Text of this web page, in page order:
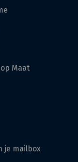
Maat
je mailbox